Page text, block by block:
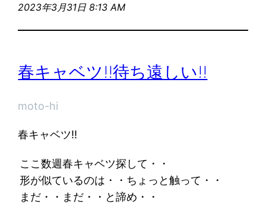
2023年3月31日 8:13 AM
春キャベツ!!待ち遠しい!!
moto-hi
春キャベツ!!
ここ数週春キャベツ探して・・
形が似ているのは・・ちょっと触って・・
まだ・・まだ・・と諦め・・